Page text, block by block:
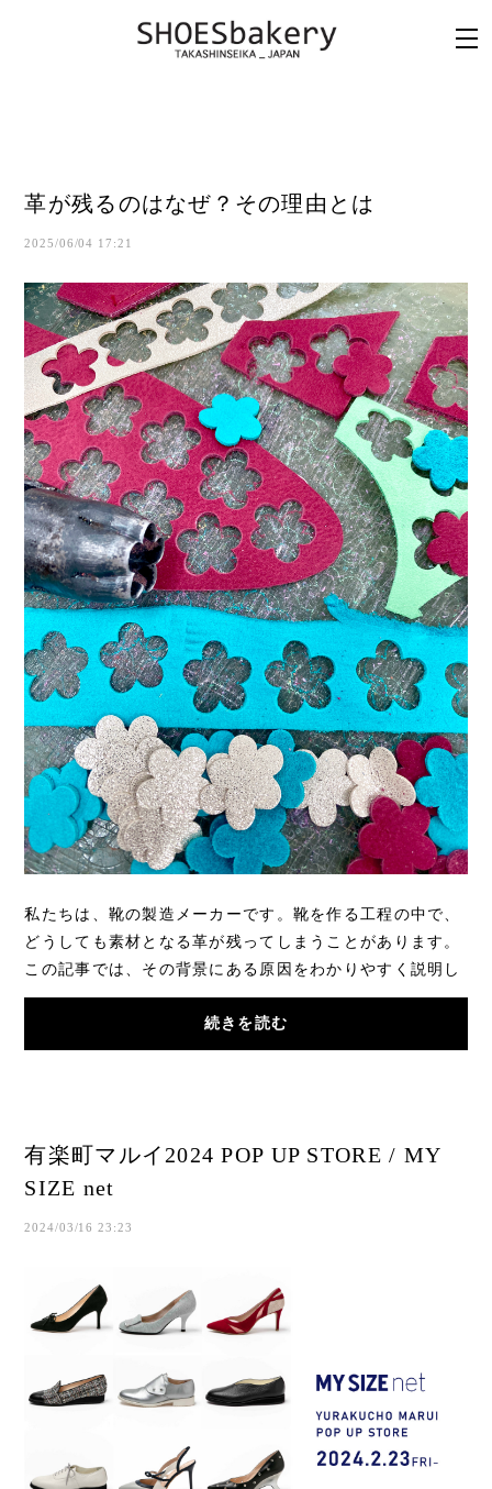
革が残るのはなぜ？その理由とは
2025/06/04 17:21
私たちは、靴の製造メーカーです。靴を作る工程の中で、
どうしても素材となる革が残ってしまうことがあります。
この記事では、その背景にある原因をわかりやすく説明し
て、革が余ってしまう理由を理解していただ...
続きを読む
有楽町マルイ2024 POP UP STORE / MY
SIZE net
2024/03/16 23:23